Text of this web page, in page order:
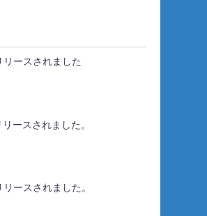
スされました
スされました。
スされました。